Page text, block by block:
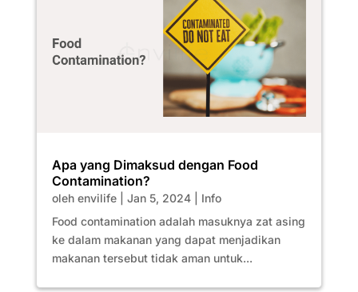
Apa yang Dimaksud dengan Food
Contamination?
oleh envilife| Jan 5, 2024| Info
Food contamination adalah masuknya zat asing
ke dalam makanan yang dapat menjadikan
makanan tersebut tidak aman untuk...